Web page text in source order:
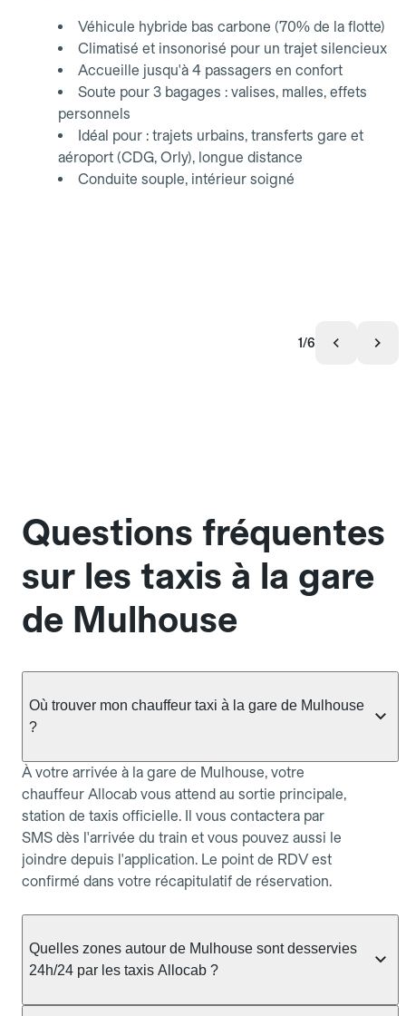
Véhicule hybride bas carbone (70% de la flotte)
Climatisé et insonorisé pour un trajet silencieux
Accueille jusqu'à 4 passagers en confort
Soute pour 3 bagages : valises, malles, effets
personnels
Idéal pour : trajets urbains, transferts gare et
aéroport (CDG, Orly), longue distance
Conduite souple, intérieur soigné
1/6
Questions fréquentes
sur les taxis à la gare
de Mulhouse
Où trouver mon chauffeur taxi à la gare de Mulhouse
?
À votre arrivée à la gare de Mulhouse, votre
chauffeur Allocab vous attend au sortie principale,
station de taxis officielle. Il vous contactera par
SMS dès l'arrivée du train et vous pouvez aussi le
joindre depuis l'application. Le point de RDV est
confirmé dans votre récapitulatif de réservation.
Quelles zones autour de Mulhouse sont desservies
24h/24 par les taxis Allocab ?